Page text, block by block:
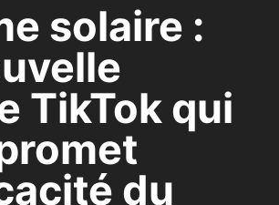
solaire :
TikTok qui
du